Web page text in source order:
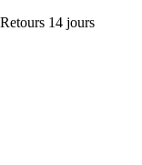
14 jours